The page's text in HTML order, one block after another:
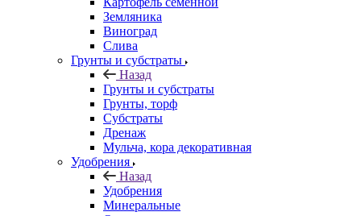
Земляника
Виноград
Слива
Грунты и субстраты
Назад
Грунты и субстраты
Грунты, торф
Субстраты
Дренаж
Мульча, кора декоративная
Удобрения
Назад
Удобрения
Минеральные